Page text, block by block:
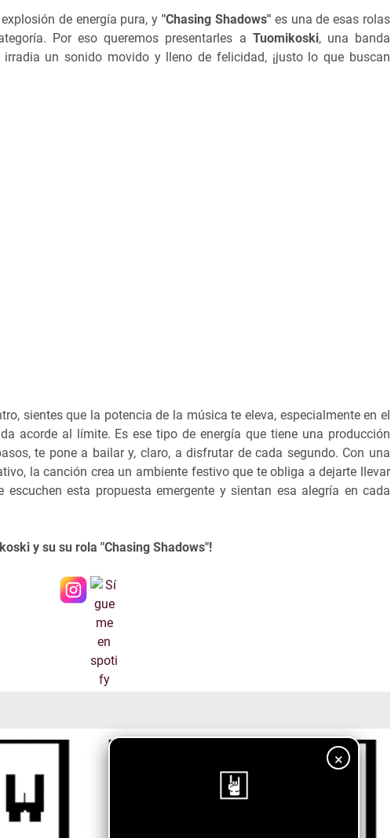
×
de energía pura, y"Chasing Shadows" es una de esas rolas
Por eso queremos presentarles a Tuomikoski, una banda
un sonido movido y lleno de felicidad, ¡justo lo que buscan
sientes que la potencia de la música te eleva, especialmente en el
acorde al límite. Es ese tipo de energía que tiene una producción
te pone a bailar y, claro, a disfrutar de cada segundo. Con una
la canción crea un ambiente festivo que te obliga a dejarte llevar
escuchen esta propuesta emergente y sientan esa alegría en cada
y su su rola "Chasing Shadows"!